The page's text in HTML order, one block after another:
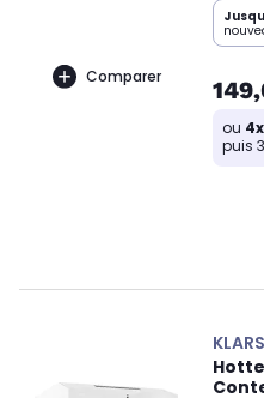
Comparer
ou
puis